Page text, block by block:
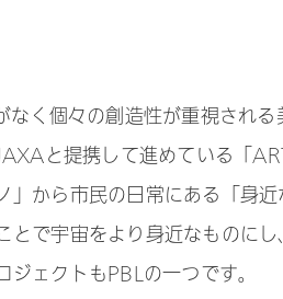
く個々の創造性が重視される
と提携して進めている「
から市民の日常にある「身
で宇宙をより身近なものに
ェクトもPBLの一つです。